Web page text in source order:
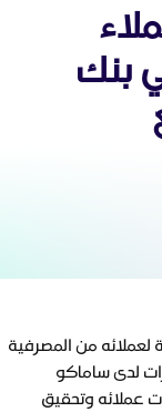
بنك
لعملائه من المصرفية
لدى ساماكو
عملائه وتحقيق